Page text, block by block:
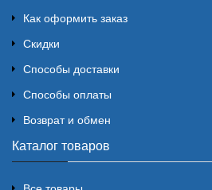
Как оформить заказ
Скидки
Способы доставки
Способы оплаты
Возврат и обмен
Каталог товаров